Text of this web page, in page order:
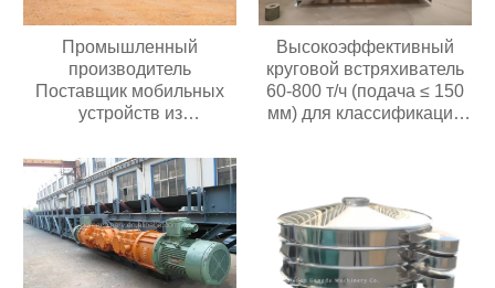
Промышленный
производитель
Поставщик мобильных
устройств из
Электрический
полиуретановый
антистатический
регулятор скорости,
Новый игрушечный
пластиковый конвейер
Высокоэффективный
круговой встряхиватель
60-800 т/ч (подача ≤ 150
мм) для классификации